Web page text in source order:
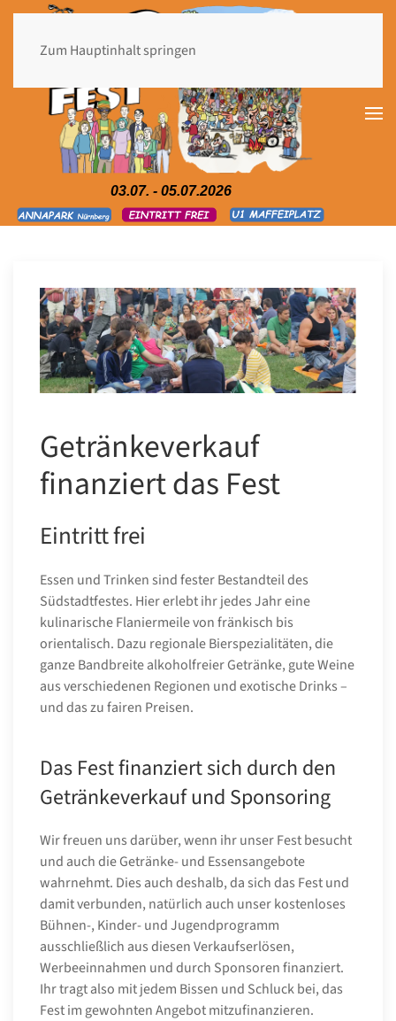
Zum Hauptinhalt springen
03.07. - 05.07.2026
Getränkeverkauf
finanziert das Fest
Eintritt frei
Essen und Trinken sind fester Bestandteil des
Südstadtfestes. Hier erlebt ihr jedes Jahr eine
kulinarische Flaniermeile von fränkisch bis
orientalisch. Dazu regionale Bierspezialitäten, die
ganze Bandbreite alkoholfreier Getränke, gute Weine
aus verschiedenen Regionen und exotische Drinks –
und das zu fairen Preisen.
Das Fest finanziert sich durch den
Getränkeverkauf und Sponsoring
Wir freuen uns darüber, wenn ihr unser Fest besucht
und auch die Getränke- und Essensangebote
wahrnehmt. Dies auch deshalb, da sich das Fest und
damit verbunden, natürlich auch unser kostenloses
Bühnen-, Kinder- und Jugendprogramm
ausschließlich aus diesen Verkaufserlösen,
Werbeeinnahmen und durch Sponsoren finanziert.
Ihr tragt also mit jedem Bissen und Schluck bei, das
Fest im gewohnten Angebot mitzufinanzieren.